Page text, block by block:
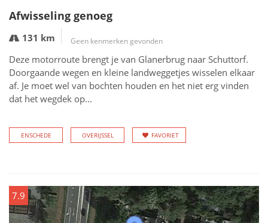
Afwisseling genoeg
131 km Geen kenmerken gevonden
Deze motorroute brengt je van Glanerbrug naar Schuttorf.
Doorgaande wegen en kleine landweggetjes wisselen elkaar
af. Je moet wel van bochten houden en het niet erg vinden
dat het wegdek op...
ENSCHEDE OVERIJSSEL FAVORIET
7.9